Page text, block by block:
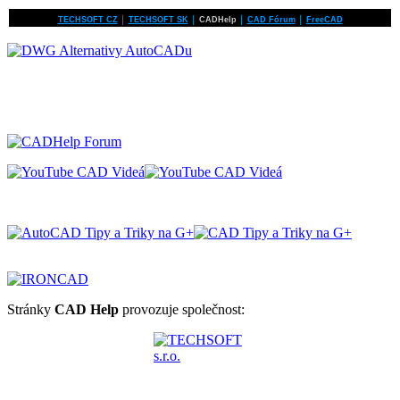
TECHSOFT CZ│ TECHSOFT SK│ CADHelp CAD Fórum│ FreeCAD
Stránky CAD Help provozuje společnost: